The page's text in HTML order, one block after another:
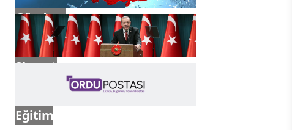
Gündem
Siyaset
Eğitim